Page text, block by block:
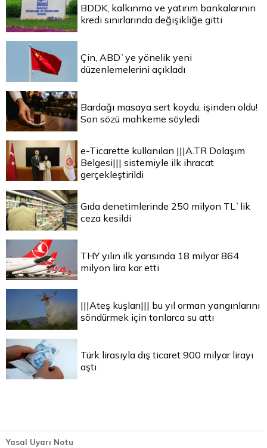
BDDK, kalkınma ve yatırım bankalarının
kredi sınırlarında değişikliğe gitti
Çin, ABD`ye yönelik yeni
düzenlemelerini açıkladı
Bardağı masaya sert koydu, işinden oldu!
Son sözü mahkeme söyledi
e-Ticarette kullanılan |||A.TR Dolaşım
Belgesi||| sistemiyle ilk ihracat
gerçekleştirildi
Gıda denetimlerinde 250 milyon TL`lik
ceza kesildi
THY yılın ilk yarısında 18 milyar 864
milyon lira kar etti
|||Ateş kuşları||| bu yıl orman yangınlarını
söndürmek için tonlarca su attı
Türk lirasıyla dış ticaret 900 milyar lirayı
aştı
Yasal Uyarı Notu